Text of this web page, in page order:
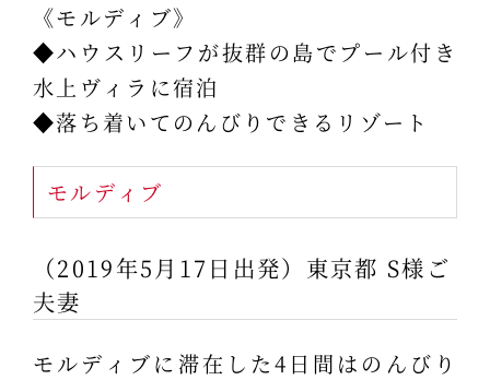
《モルディブ》
◆ハウスリーフが抜群の島でプール付き
水上ヴィラに宿泊
◆落ち着いてのんびりできるリゾート
モルディブ
（2019年5月17日出発）東京都 S様ご
夫妻
モルディブに滞在した4日間はのんびり